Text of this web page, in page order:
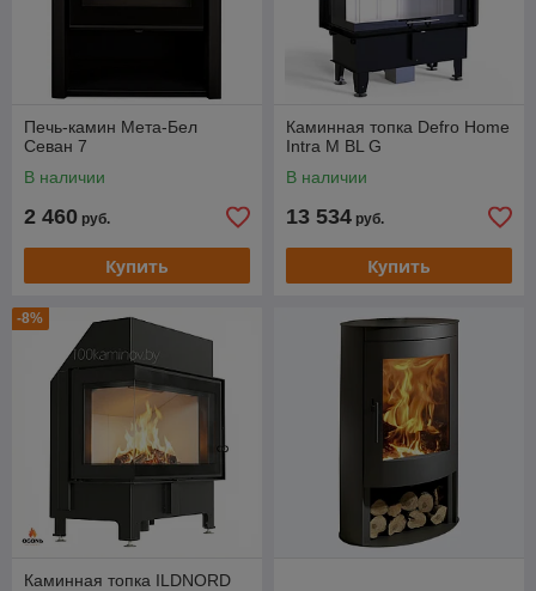
Печь-камин Мета-Бел
Севан 7
В наличии
2 460 руб.
Купить
Каминная топка Defro Home
Intra M BL G
В наличии
13 534 руб.
Купить
-8%
Каминная топка ILDNORD